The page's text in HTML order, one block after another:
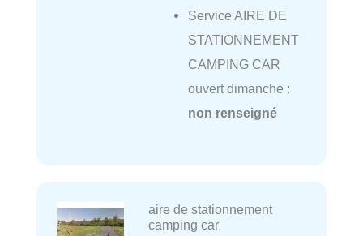
Service AIRE DE
STATIONNEMENT
CAMPING CAR
ouvert dimanche :
non renseigné
aire de stationnement
camping car